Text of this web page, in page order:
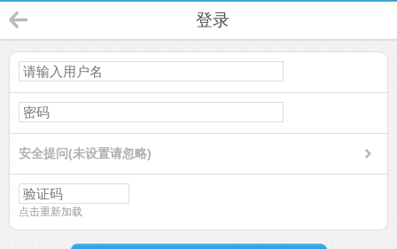
登录
安全提问(未设置请忽略)
点击重新加载